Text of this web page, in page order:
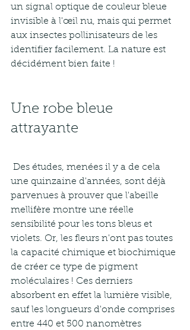
un signal optique de couleur bleue
invisible à l'œil nu, mais qui permet
aux insectes pollinisateurs de les
identifier facilement. La nature est
décidément bien faite !
Une robe bleue
attrayante
une quinzaine d'années, sont déjà
parvenues à prouver que l'abeille
mellifère montre une réelle
sensibilité pour les tons bleus et
violets. Or, les fleurs n'ont pas toutes
la capacité chimique et biochimique
de créer ce type de pigment
moléculaires ! Ces derniers
absorbent en effet la lumière visible,
sauf les longueurs d'onde comprises
entre 440 et 500 nanomètres